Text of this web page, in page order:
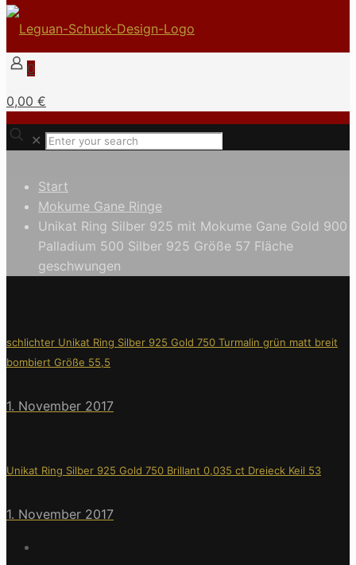
0
0,00 €
✕
Start
Mokume Gane Ringe
Unikat Ring Silber 925 mit Mokume Gane Gold 900
Palladium 500 Silber 925 Größe 57 Fläche
geschwungen
schlichter Unikat Ring Silber 925 Gold 750 Turmalin grün matt breit
bombiert Größe 55,5
1. November 2017
Unikat Ring Silber 925 Gold 750 Brillant 0,035 ct Dreieck Keil 53
1. November 2017